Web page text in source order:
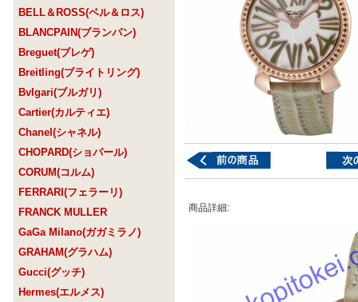
BELL＆ROSS(ベル＆ロス)
BLANCPAIN(ブランパン)
Breguet(ブレゲ)
Breitling(ブライトリング)
Bvlgari(ブルガリ)
Cartier(カルティエ)
Chanel(シャネル)
CHOPARD(ショパール)
CORUM(コルム)
FERRARI(フェラーリ)
FRANCK MULLER
GaGa Milano(ガガミラノ)
GRAHAM(グラハム)
Gucci(グッチ)
Hermes(エルメス)
商品詳細: